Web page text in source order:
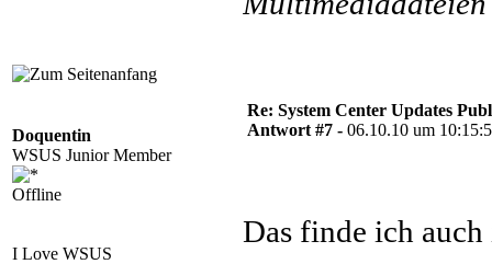
Doquentin
WSUS Junior Member
Offline
I Love WSUS
Re: System Center Updates
Antwort #7 - 06.10.10 um
Das finde ich auch